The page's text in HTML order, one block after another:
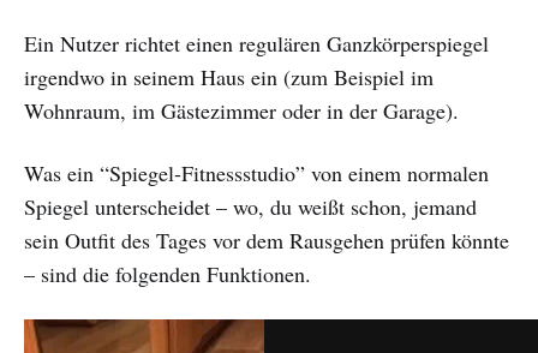
Ein Nutzer richtet einen regulären Ganzkörperspiegel
irgendwo in seinem Haus ein (zum Beispiel im
Wohnraum, im Gästezimmer oder in der Garage).
Was ein “Spiegel-Fitnessstudio” von einem normalen
Spiegel unterscheidet – wo, du weißt schon, jemand
sein Outfit des Tages vor dem Rausgehen prüfen könnte
– sind die folgenden Funktionen.